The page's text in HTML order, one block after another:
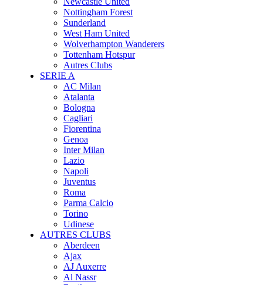
Nottingham Forest
Sunderland
West Ham United
Wolverhampton Wanderers
Tottenham Hotspur
Autres Clubs
SERIE A
AC Milan
Atalanta
Bologna
Cagliari
Fiorentina
Genoa
Inter Milan
Lazio
Napoli
Juventus
Roma
Parma Calcio
Torino
Udinese
AUTRES CLUBS
Aberdeen
Ajax
AJ Auxerre
Al Nassr